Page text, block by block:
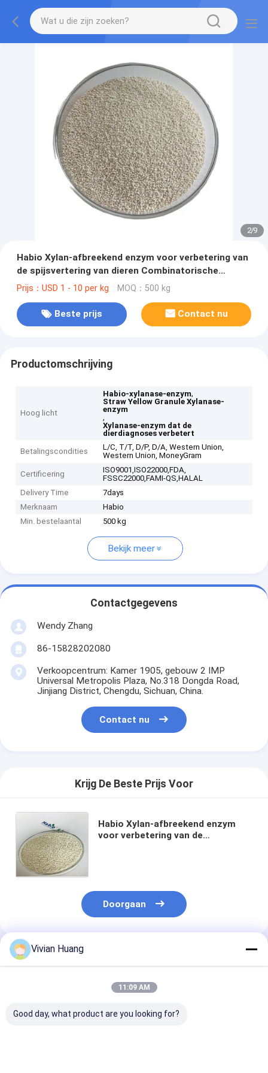
2/9
Habio Xylan-afbreekend enzym voor verbetering van
de spijsvertering van dieren Combinatorische
Xylanase Straw Yellow Granule
Prijs：USD 1 - 10 per kg MOQ：500 kg
Beste prijs Contact nu
Productomschrijving
Hoog licht
Habio-xylanase-enzym,
Straw Yellow Granule Xylanase-
enzym
,
Xylanase-enzym dat de
dierdiagnoses verbetert
Betalingscondities
L/C, T/T, D/P, D/A, Western Union,
Western Union, MoneyGram
Certificering
ISO9001,ISO22000,FDA,
FSSC22000,FAMI-QS,HALAL
Delivery Time
7days
Merknaam
Habio
Min. bestelaantal
500 kg
Bekijk meer
Contactgegevens
Wendy Zhang
86-15828202080
Verkoopcentrum: Kamer 1905, gebouw 2 IMP
Universal Metropolis Plaza, No.318 Dongda Road,
Jinjiang District, Chengdu, Sichuan, China.
Contact nu
Krijg De Beste Prijs Voor
Habio Xylan-afbreekend enzym
voor verbetering van de
Doorgaan
Geadviseerde Producten
Vivian Huang
11:09 AM
Good day, what product are you looking for?